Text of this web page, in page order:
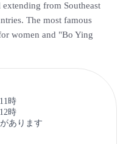
from Southeast
The most famous
women and "Bo Ying
時
時
あります